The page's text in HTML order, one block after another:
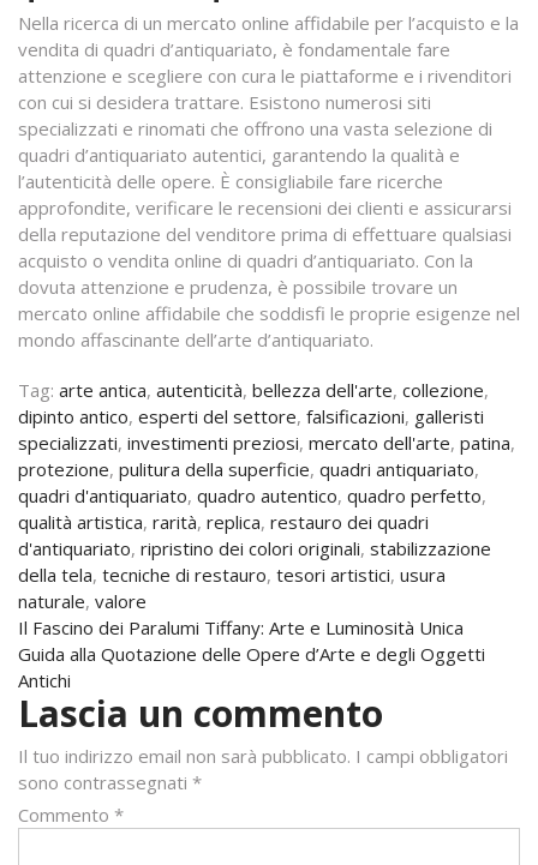
Nella ricerca di un mercato online affidabile per l’acquisto e la
vendita di quadri d’antiquariato, è fondamentale fare
attenzione e scegliere con cura le piattaforme e i rivenditori
con cui si desidera trattare. Esistono numerosi siti
specializzati e rinomati che offrono una vasta selezione di
quadri d’antiquariato autentici, garantendo la qualità e
l’autenticità delle opere. È consigliabile fare ricerche
approfondite, verificare le recensioni dei clienti e assicurarsi
della reputazione del venditore prima di effettuare qualsiasi
acquisto o vendita online di quadri d’antiquariato. Con la
dovuta attenzione e prudenza, è possibile trovare un
mercato online affidabile che soddisfi le proprie esigenze nel
mondo affascinante dell’arte d’antiquariato.
Tag: arte antica, autenticità, bellezza dell'arte, collezione,
dipinto antico, esperti del settore, falsificazioni, galleristi
specializzati, investimenti preziosi, mercato dell'arte, patina,
protezione, pulitura della superficie, quadri antiquariato,
quadri d'antiquariato, quadro autentico, quadro perfetto,
qualità artistica, rarità, replica, restauro dei quadri
d'antiquariato, ripristino dei colori originali, stabilizzazione
della tela, tecniche di restauro, tesori artistici, usura
naturale, valore
Navigazione
articoli
Il Fascino dei Paralumi Tiffany: Arte e Luminosità Unica
Guida alla Quotazione delle Opere d’Arte e degli Oggetti
Antichi
Lascia un commento
Il tuo indirizzo email non sarà pubblicato. I campi obbligatori
sono contrassegnati *
Commento *